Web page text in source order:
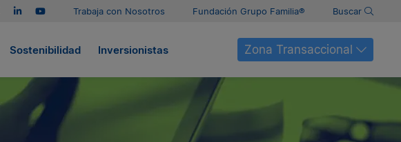
Trabaja con Nosotros Fundación Grupo Familia® Buscar
Sostenibilidad Inversionistas Zona Transaccional